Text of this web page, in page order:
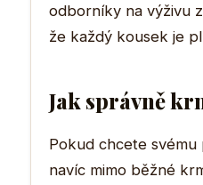
odborníky na výživu
že každý kousek je
Jak správně
Pokud chcete
navíc mimo běžné